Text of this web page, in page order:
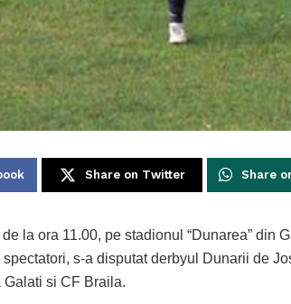
Share on Twitter Share
la ora 11.00, pe stadionul “Dunarea” din
s-a disputat derbyul Dunarii de
si CF Braila.